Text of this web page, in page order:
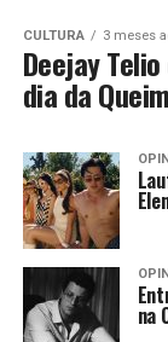
CULTURA 3 meses
Deejay
dia da
na